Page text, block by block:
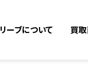
ーブについて 買